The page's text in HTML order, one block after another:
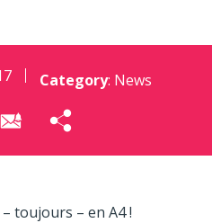
Category: News
toujours – en A4 !